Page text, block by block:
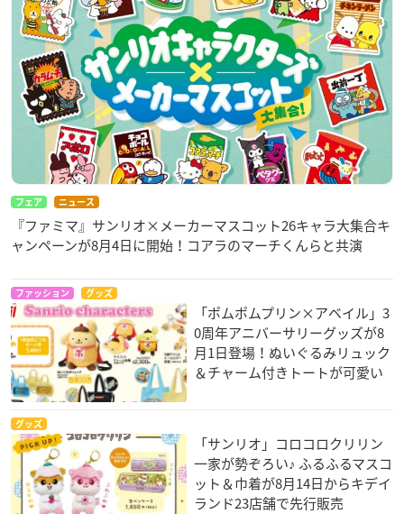
フェア ニュース
『ファミマ』サンリオ×メーカーマスコット26キャラ大集合キ
ャンペーンが8月4日に開始！コアラのマーチくんらと共演
ファッション グッズ
「ポムポムプリン×アベイル」3
0周年アニバーサリーグッズが8
月1日登場！ぬいぐるみリュック
＆チャーム付きトートが可愛い
グッズ
「サンリオ」コロコロクリリン
一家が勢ぞろい♪ ふるふるマスコ
ット＆巾着が8月14日からキデイ
ランド23店舗で先行販売